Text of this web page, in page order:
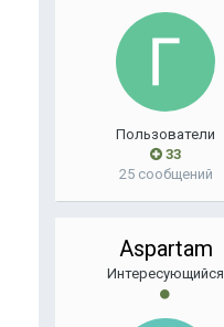
Пользователи
33
25 сообщений
Aspartam
Интересующийся